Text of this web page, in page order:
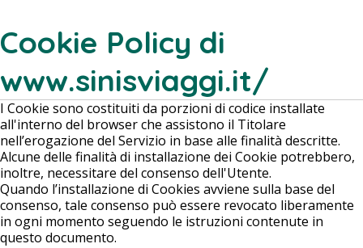
Cookie Policy di
www.sinisviaggi.it/
I Cookie sono costituiti da porzioni di codice installate
all'interno del browser che assistono il Titolare
nell’erogazione del Servizio in base alle finalità descritte.
Alcune delle finalità di installazione dei Cookie potrebbero,
inoltre, necessitare del consenso dell'Utente.
Quando l’installazione di Cookies avviene sulla base del
consenso, tale consenso può essere revocato liberamente
in ogni momento seguendo le istruzioni contenute in
questo documento.